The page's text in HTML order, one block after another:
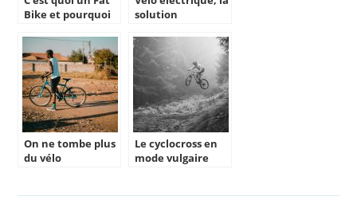
Bike et pourquoi
apprécié ?
solution
vos trajets
On ne tombe plus
du vélo
Le cyclocross en
mode vulgaire